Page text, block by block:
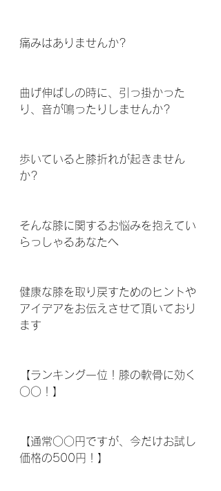
痛みはありませんか?
曲げ伸ばしの時に、引っ掛かった
り、音が鳴ったりしませんか?
歩いていると膝折れが起きません
か?
そんな膝に関するお悩みを抱えてい
らっしゃるあなたへ
健康な膝を取り戻すためのヒントや
アイデアをお伝えさせて頂いており
ます
【ランキング一位！膝の軟骨に効く
○○！】
【通常○○円ですが、今だけお試し
価格の500円！】